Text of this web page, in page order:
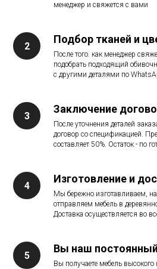
менеджер и свяжется с вами
Подбор тканей и
После того. как менеджер
подобрать подходящий
с другими деталями по
Заключение
После уточнения деталей
договор со спецификацией.
составляет 50%. Остаток - по
Изготовление и
Мы бережно изготавливаем,
отправляем мебель в
Доставка осуществляется во
Вы наш
Вы получаете мебель высокого